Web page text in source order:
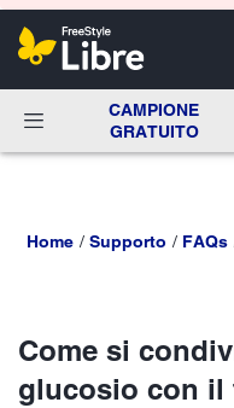
CAMPIONE
GRATUITO
Home Supporto FAQs
Come si
glucosio con il